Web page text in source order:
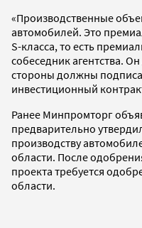
«Производственные
автомобилей. Это
S-класса, то есть
собеседник агентства.
стороны должны
инвестиционный
Ранее Минпромторг
предварительно
производству
области. После
проекта требуется
области.